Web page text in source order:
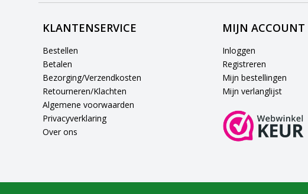
KLANTENSERVICE
Bestellen
Betalen
Bezorging/Verzendkosten
Retourneren/Klachten
Algemene voorwaarden
Privacyverklaring
Over ons
MIJN ACCOUNT
Inloggen
Registreren
Mijn bestellingen
Mijn verlanglijst